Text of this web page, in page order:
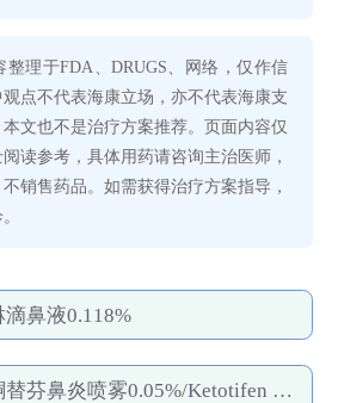
整理于FDA、DRUGS、网络，仅作信
点不代表海康立场，亦不代表海康支
文也不是治疗方案推荐。页面内容仅
读参考，具体用药请咨询主治医师，
销售药品。如需获得治疗方案指导，
鼻液0.118%
炎喷雾0.05%/Ketotifen Fumarate Nasal Sprays